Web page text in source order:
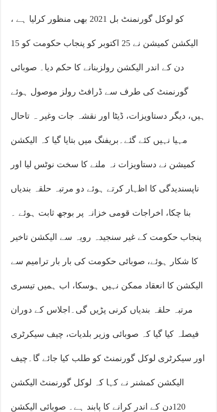
کو لوکل گورنمنٹ بل 2021 بھی منظور کرلیا ہے ،
الیکشن کمیشن نے 25 اکتوبر کو پنجاب حکومت کو 15
دن کے اندر الیکشن رولزبنانے کا حکم دیا۔ صوبائی
گورنمنٹ کی طرف سے ڈرافٹ رولز موصول ہوئے
ہیں، دیگر دستاویزات، ڈیٹا اور نقشہ جات وغیر ہ تاحال
مہیا نہیں کئے گئے۔بریفنگ میں بتایا گیا کہ الیکشن
کمیشن نے دستاویزات نہ ملنے کا سخت نوٹس لیا اور
ناپسندیدگی کا اظہار کرتے ہوئے دو مرتبہ حلقہ بندیاں
بنا چکا، اخراجات قومی خزانہ پر بوجھ ثابت ہوئے ۔
پنجاب حکومت کے غیر سنجیدہ رویہ سے الیکشن تاخیر
کا شکار ہوئے، صوبائی حکومت کی بار بار ترامیم سے
الیکشن کا انعقاد ممکن نہیں ہوسکا، اب ہمیں تیسری
مرتبہ حلقہ بندیاں کرنی پڑیں گی۔اجلاس کے دوران
فیصلہ کیا گیا کہ صوبائی وزیر بلدیات، چیف سیکرٹری
اور سیکرٹری لوکل گورنمنٹ کو طلب کیا جائے گا۔چیف
الیکشن کمشنر نے کہا کہ لوکل گورنمنٹ الیکشن
120دن کے اندر کرانے کا پابند ہے۔ صوبائی الیکشن